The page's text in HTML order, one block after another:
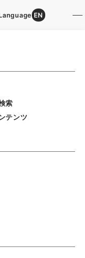
EN
索
テンツ
書館HP利用案内